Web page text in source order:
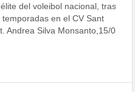
del voleibol nacional, tras
temporadas en el CV Sant
Andrea Silva Monsanto,15/0